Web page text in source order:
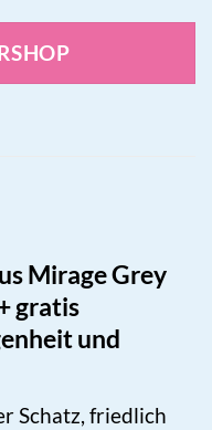
Mirage Grey
gratis
und
Schatz, friedlich